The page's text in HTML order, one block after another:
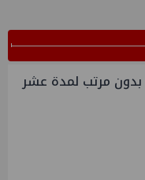
مرتب لمدة عشر